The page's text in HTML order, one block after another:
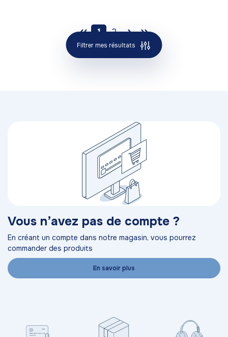
1 2
Vous n’avez pas de compte ?
En créant un compte dans notre magasin, vous pourrez
commander des produits
En savoir plus
Filtrer mes résultats